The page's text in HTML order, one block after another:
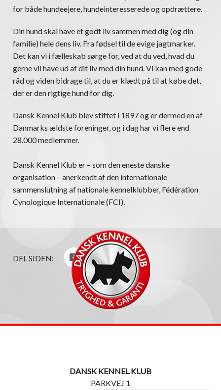
for både hundeejere, hundeinteresserede og opdrættere.
Din hund skal have et godt liv sammen med dig (og din
familie) hele dens liv. Fra fødsel til de evige jagtmarker.
Det kan vi i fælleskab sørge for, ved at du ved, hvad du
gerne vil have ud af dit liv med din hund. Vi kan med gode
råd og viden bidrage til, at du er klædt på til at købe det,
der er den rigtige hund for dig.
Dansk Kennel Klub blev stiftet i 1897 og er dermed en af
Danmarks ældste foreninger, og i dag har vi flere end
28.000 medlemmer.
Dansk Kennel Klub er – som den eneste danske
organisation – anerkendt af den internationale
sammenslutning af nationale kennelklubber, Fédération
Cynologique Internationale (FCI).
DEL SIDEN:
DANSK KENNEL KLUB
PARKVEJ 1